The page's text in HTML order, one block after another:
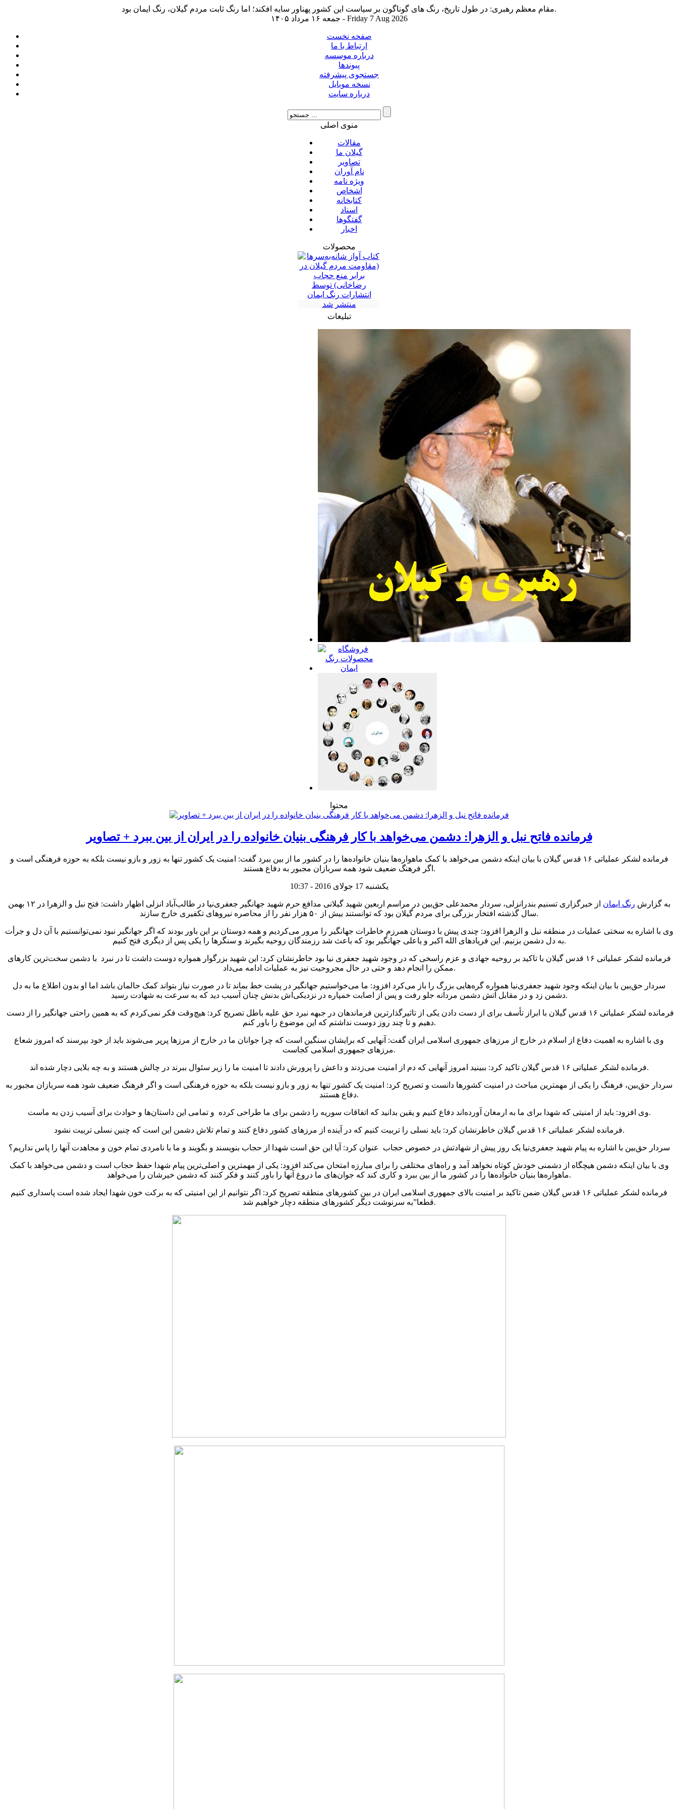
مقام معظم رهبری: در طول تاریخ، رنگ های گوناگون بر سیاست این کشور پهناور سایه افکند؛ اما رنگ ثابت مردم گیلان، رنگ ایمان بود.
جمعه ۱۶ مرداد ۱۴۰۵ - Friday 7 Aug 2026
صفحه نخست
ارتباط با ما
درباره موسسه
پیوندها
جستجوی پیشرفته
نسخه موبایل
درباره سایت
منوی اصلی
مقالات
گیلان ما
تصاویر
نام آوران
ویژه نامه
اشخاص
کتابخانه
اسناد
گفتگوها
اخبار
محصولات
تبلیغات
محتوا
فرمانده فاتح نبل و الزهرا: دشمن می‌خواهد با کار فرهنگی بنیان خانواده‌ را در ایران از بین ببرد‌ + تصاویر
فرمانده لشکر عملیاتی ۱۶ قدس گیلان با بیان اینکه دشمن می‌خواهد با کمک ماهواره‌ها بنیان خانواده‌ها را در کشور ما از بین ببرد گفت: امنیت یک کشور تنها به زور و بازو نیست بلکه به حوزه فرهنگی است و
اگر فرهنگ ضعیف شود همه سربازان مجبور به دفاع هستند.
یکشنبه 17 جولای 2016 - 10:37
به گزارش رنگ ایمان
از خبرگزاری تسنیم بندرانزلی، سردار محمدعلی حق‌بین در مراسم اربعین شهید گیلانی مدافع حرم‌ شهید جهانگیر جعفری‌نیا در طالب‌آباد انزلی اظهار داشت: فتح نبل و الزهرا در ۱۲ بهمن
سال گذشته افتخار بزرگی برای مردم گیلان بود که توانستند بیش از ۵۰ هزار نفر را از محاصره نیروهای تکفیری خارج سازند.
وی با اشاره به سختی عملیات در منطقه نبل و الزهرا افزود: چندی پیش با دوستان همرزم خاطرات جهانگیر را مرور می‌کردیم و همه دوستان بر این باور بودند که اگر جهانگیر نبود نمی‌توانستیم با آن دل و جرأت
به دل دشمن بزنیم. این فریادهای الله اکبر و یاعلی جهانگیر بود که باعث شد رزمندگان روحیه بگیرند و سنگرها را یکی پس از دیگری فتح کنیم.
فرمانده لشکر عملیاتی ۱۶ قدس گیلان با تاکید بر روحیه جهادی و عزم راسخی که در وجود شهید جعفری نیا بود خاطرنشان کرد: این شهید بزرگوار همواره دوست داشت تا در نبرد با دشمن سخت‌ترین کارهای
ممکن را انجام دهد و حتی در حال مجروحیت نیز به عملیات ادامه می‌داد.
سردار حق‌بین با بیان اینکه وجود شهید جعفری‌نیا همواره گره‌هایی بزرگ را باز می‌کرد افزود: ما می‌خواستیم جهانگیر در پشت خط بماند تا در صورت نیاز بتواند کمک حالمان باشد اما او بدون اطلاع ما به دل
دشمن زد و در مقابل آتش دشمن مردانه جلو رفت و پس از اصابت خمپاره در نزدیکی‌اش بدنش چنان آسیب دید که به سرعت به شهادت رسید.
دهیم و تا چند روز دوست نداشتم که این موضوع را باور کنم.
وی با اشاره به اهمیت دفاع از اسلام در خارج از مرزهای جمهوری اسلامی ایران گفت: آنهایی که برایشان سنگین است که چرا جوانان ما در خارج از مرزها پرپر می‌شوند باید از خود بپرسند که امروز شعاع
مرزهای جمهوری اسلامی کجاست.
فرمانده لشکر عملیاتی ۱۶ قدس گیلان تاکید کرد: ببینید امروز آنهایی که دم از امنیت می‌زدند و داعش را پرورش دادند تا امنیت ما را زیر سئوال ببرند در چالش هستند و به چه بلایی دچار شده اند.
سردار حق‌بین، فرهنگ را یکی از مهمترین مباحث در امنیت کشورها دانست و تصریح کرد: امنیت یک کشور تنها به زور و بازو نیست بلکه به حوزه فرهنگی است و اگر فرهنگ ضعیف شود همه سربازان مجبور به
دفاع هستند.
وی افزود: باید از امنیتی که شهدا برای ما به ارمغان آورده‌اند دفاع کنیم و یقین بدانید که اتفاقات سوریه را دشمن برای ما طراحی کرده ‌ و تمامی این داستان‌ها و حوادث برای آسیب زدن به ماست.
فرمانده لشکر عملیاتی ۱۶ قدس گیلان خاطرنشان کرد: باید نسلی را تربیت کنیم که در آینده از مرزهای کشور دفاع کنند و تمام تلاش دشمن این است که چنین نسلی تربیت نشود.
سردار حق‌بین با اشاره به پیام شهید جعفری‌نیا یک روز پیش از شهادتش در خصوص حجاب عنوان کرد: آیا این حق است شهدا از حجاب بنویسند و بگویند و ما با نامردی تمام خون و مجاهدت آنها را پاس نداریم؟
وی با بیان اینکه دشمن هیچگاه از دشمنی خودش کوتاه نخواهد آمد و راه‌های مختلفی را برای مبارزه امتحان می‌کند افزود: یکی از مهمترین و اصلی‌ترین پیام شهدا حفظ حجاب است و دشمن می‌خواهد با کمک
ماهواره‌ها بنیان خانواده‌ها را در کشور ما از بین ببرد و کاری کند که جوان‌های ما دروغ آنها را باور کنند و فکر کنند که دشمن خیرشان را می‌خواهد.
فرمانده لشکر عملیاتی ۱۶ قدس گیلان ضمن تاکید بر امنیت بالای جمهوری اسلامی ایران در بین کشورهای منطقه تصریح کرد: اگر نتوانیم از این امنیتی که به برکت خون شهدا ایجاد شده است پاسداری کنیم
قطعا”به سرنوشت دیگر کشورهای منطقه دچار خواهیم شد.